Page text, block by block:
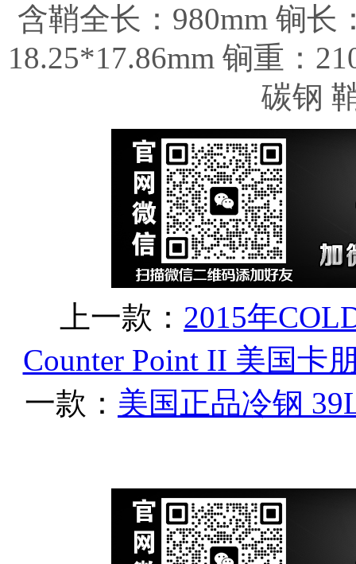
含鞘全长：980mm 锏长
18.25*17.86mm 锏重：
碳钢
上一款： 2015年
Counter Point II 美国卡
一款： 美国正品冷钢